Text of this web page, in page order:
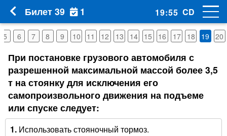
5 6 7 8 9 10 11 12 13 14 15 16 17 18 19 20
При постановке грузового автомобиля с
разрешенной максимальной массой более 3,5
т на стоянку для исключения его
самопроизвольного движения на подъеме
или спуске следует:
1.Использовать стояночный тормоз.
Билет 39 1 19:54 CD